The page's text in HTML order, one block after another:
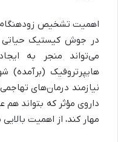
اهمیت تشخیص زودهنگام
در جوش کیستیک حیاتی
می‌تواند منجر به
هایپرتروفیک (برآمده)
نیازمند درمان‌های
داروی مؤثر که بتواند هم
مهار کند، از اهمیت